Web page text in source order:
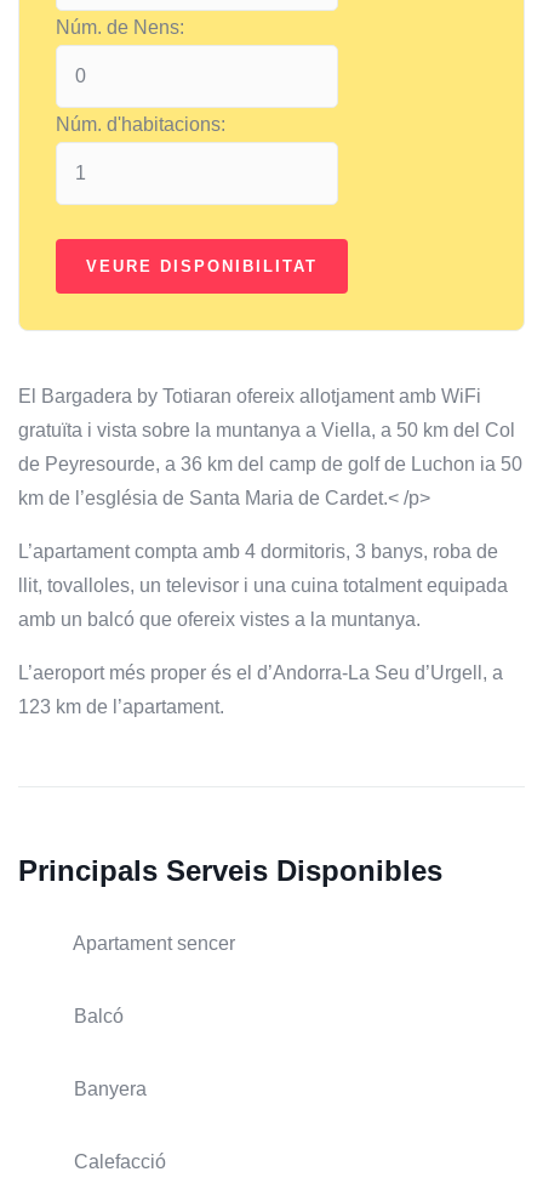
Núm. de Nens:
Núm. d'habitacions:
El Bargadera by Totiaran ofereix allotjament amb WiFi
gratuïta i vista sobre la muntanya a Viella, a 50 km del Col
de Peyresourde, a 36 km del camp de golf de Luchon ia 50
km de l’església de Santa Maria de Cardet.< /p>
L’apartament compta amb 4 dormitoris, 3 banys, roba de
llit, tovalloles, un televisor i una cuina totalment equipada
amb un balcó que ofereix vistes a la muntanya.
L’aeroport més proper és el d’Andorra-La Seu d’Urgell, a
123 km de l’apartament.
Principals Serveis Disponibles
Apartament sencer
Balcó
Banyera
Calefacció